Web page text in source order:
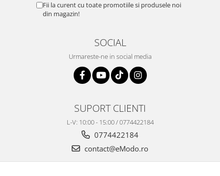
Fii la curent cu toate promotiile si produsele noi
din magazin!
SOCIAL
Urmareste-ne in social media
SUPORT CLIENTI
L-V: 10:00 - 15:00 / 0774422184
0774422184
contact@eModo.ro